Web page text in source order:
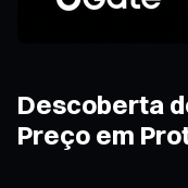
Descoberta
Preço em